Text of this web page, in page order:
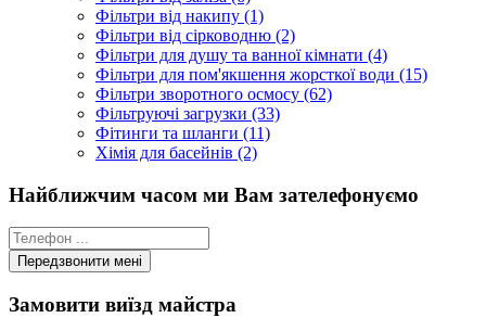
Фільтри від накипу (1)
Фільтри від сірководню (2)
Фільтри для душу та ванної кімнати (4)
Фільтри для пом'якшення жорсткої води (15)
Фільтри зворотного осмосу (62)
Фільтруючі загрузки (33)
Фітинги та шланги (11)
Хімія для басейнів (2)
Найближчим часом ми Вам зателефонуємо
Замовити виїзд майстра